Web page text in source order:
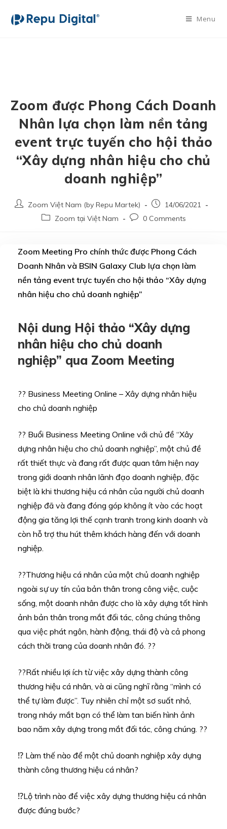
Menu
Zoom được Phong Cách Doanh
Nhân lựa chọn làm nền tảng
event trực tuyến cho hội thảo
“Xây dựng nhân hiệu cho chủ
doanh nghiệp”
Zoom Việt Nam (by Repu Martek)
14/06/2021
Zoom tại Việt Nam
0 Comments
Zoom Meeting Pro chính thức được Phong Cách
Doanh Nhân và BSIN Galaxy Club lựa chọn làm
nền tảng event trực tuyến cho hội thảo “Xây dựng
nhân hiệu cho chủ doanh nghiệp”
Nội dung Hội thảo “Xây dựng
nhân hiệu cho chủ doanh
nghiệp” qua Zoom Meeting
?? Business Meeting Online – Xây dựng nhân hiệu
cho chủ doanh nghiệp
?? Buổi Business Meeting Online với chủ đề “Xây
dựng nhân hiệu cho chủ doanh nghiệp”, một chủ đề
rất thiết thực và đang rất được quan tâm hiện nay
trong giới doanh nhân lãnh đạo doanh nghiệp, đặc
biệt là khi thương hiệu cá nhân của người chủ doanh
nghiệp đã và đang đóng góp không ít vào các hoạt
động gia tăng lợi thế cạnh tranh trong kinh doanh và
còn hỗ trợ thu hút thêm khách hàng đến với doanh
nghiệp.
??Thương hiệu cá nhân của một chủ doanh nghiệp
ngoài sự uy tín của bản thân trong công việc, cuộc
sống, một doanh nhân được cho là xây dựng tốt hình
ảnh bản thân trong mắt đối tác, công chúng thông
qua việc phát ngôn, hành động, thái độ và cả phong
cách thời trang của doanh nhân đó. ??
??Rất nhiều lợi ích từ việc xây dựng thành công
thương hiệu cá nhân, và ai cũng nghĩ rằng “mình có
thể tự làm được”. Tuy nhiên chỉ một sơ suất nhỏ,
trong nháy mắt bạn có thể làm tan biến hình ảnh
bao năm xây dựng trong mắt đối tác, công chúng. ??
⁉️ Làm thế nào để một chủ doanh nghiệp xây dựng
thành công thương hiệu cá nhân?
⁉️Lộ trình nào để việc xây dựng thương hiệu cá nhân
được đúng bước?